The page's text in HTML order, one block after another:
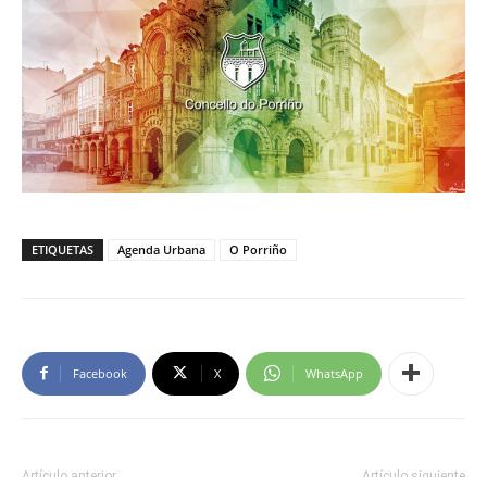
ETIQUETAS Agenda Urbana O Porriño
Facebook X WhatsApp